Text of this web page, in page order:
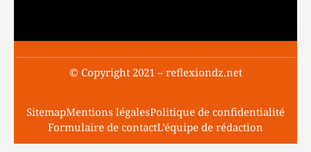
© Copyright 2021 – reflexiondz.net
SitemapMentions légalesPolitique de confidentialité
Formulaire de contactL’équipe de rédaction